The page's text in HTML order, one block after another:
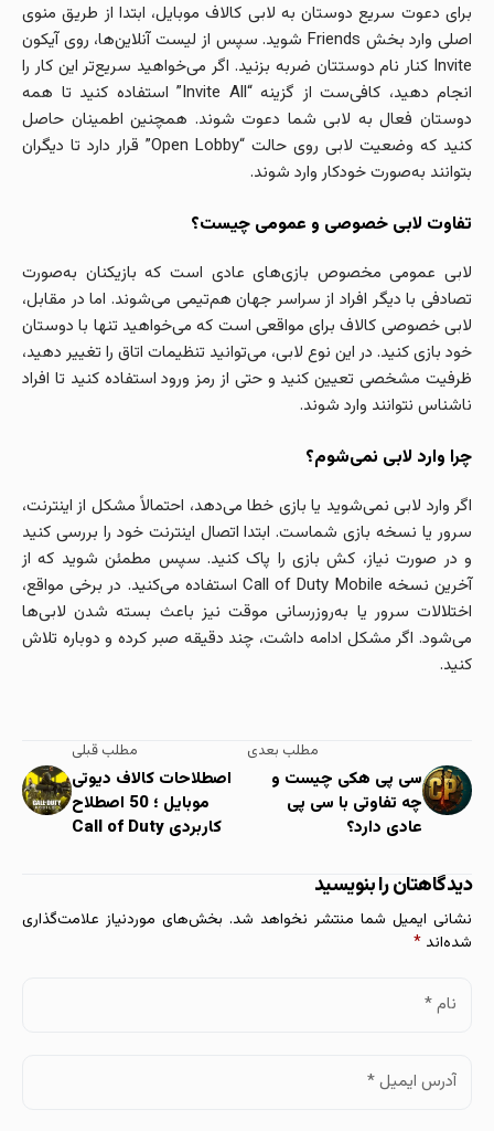
برای دعوت سریع دوستان به لابی کالاف موبایل، ابتدا از طریق منوی
اصلی وارد بخش Friends شوید. سپس از لیست آنلاین‌ها، روی آیکون
Invite کنار نام دوستتان ضربه بزنید. اگر می‌خواهید سریع‌تر این کار را
انجام دهید، کافی‌ست از گزینه “Invite All” استفاده کنید تا همه
دوستان فعال به لابی شما دعوت شوند. همچنین اطمینان حاصل
کنید که وضعیت لابی روی حالت “Open Lobby” قرار دارد تا دیگران
بتوانند به‌صورت خودکار وارد شوند.
تفاوت لابی خصوصی و عمومی چیست؟
لابی عمومی مخصوص بازی‌های عادی است که بازیکنان به‌صورت
تصادفی با دیگر افراد از سراسر جهان هم‌تیمی می‌شوند. اما در مقابل،
لابی خصوصی کالاف برای مواقعی است که می‌خواهید تنها با دوستان
خود بازی کنید. در این نوع لابی، می‌توانید تنظیمات اتاق را تغییر دهید،
ظرفیت مشخصی تعیین کنید و حتی از رمز ورود استفاده کنید تا افراد
ناشناس نتوانند وارد شوند.
چرا وارد لابی نمی‌شوم؟
اگر وارد لابی نمی‌شوید یا بازی خطا می‌دهد، احتمالاً مشکل از اینترنت،
سرور یا نسخه بازی شماست. ابتدا اتصال اینترنت خود را بررسی کنید
و در صورت نیاز، کش بازی را پاک کنید. سپس مطمئن شوید که از
آخرین نسخه Call of Duty Mobile استفاده می‌کنید. در برخی مواقع،
اختلالات سرور یا به‌روزرسانی موقت نیز باعث بسته شدن لابی‌ها
می‌شود. اگر مشکل ادامه داشت، چند دقیقه صبر کرده و دوباره تلاش
کنید.
مطلب قبلی
اصطلاحات کالاف دیوتی
موبایل ؛ 50 اصطلاح
کاربردی Call of Duty
مطلب بعدی
سی پی هکی چیست و
چه تفاوتی با سی پی
عادی دارد؟
دیدگاهتان را بنویسید
نشانی ایمیل شما منتشر نخواهد شد. بخش‌های موردنیاز علامت‌گذاری
شده‌اند *